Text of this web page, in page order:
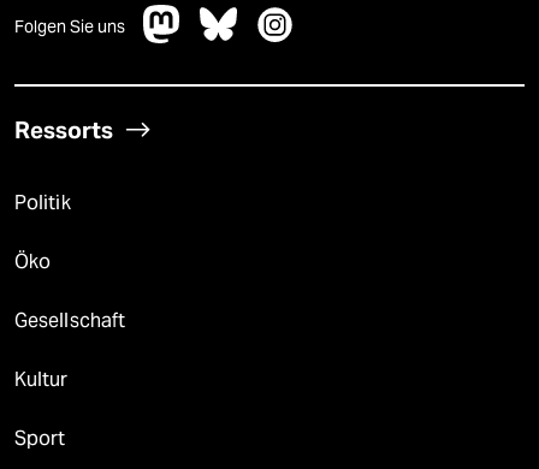
Folgen Sie uns
Ressorts
Politik
Öko
Gesellschaft
Kultur
Sport